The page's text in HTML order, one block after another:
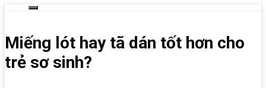
Miếng lót hay tã dán tốt hơn cho
trẻ sơ sinh?